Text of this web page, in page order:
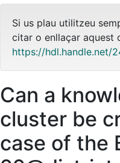
Si us plau utilitzeu
citar o enllaçar aquest
https://hdl.handle.net/
Can a
cluster be
case of the